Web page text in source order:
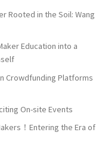
Rooted in the Soil: Wang
Education into a
Crowdfunding Platforms
On-site Events
！Entering the Era of